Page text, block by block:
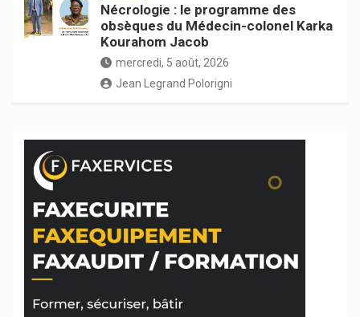
Nécrologie : le programme des
obsèques du Médecin-colonel Karka
Kourahom Jacob
mercredi, 5 août, 2026
Jean Legrand Polorigni